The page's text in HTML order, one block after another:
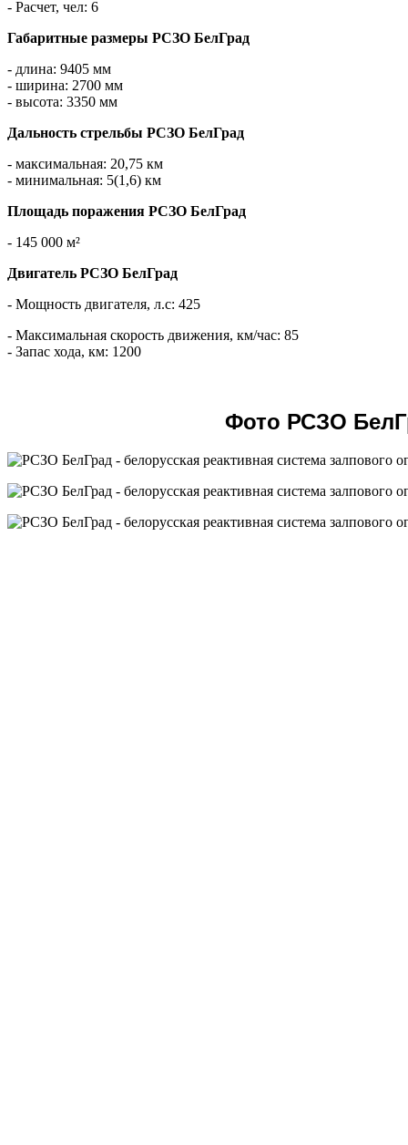
- Расчет, чел: 6
Габаритные размеры РСЗО БелГрад
- длина: 9405 мм
- ширина: 2700 мм
- высота: 3350 мм
Дальность стрельбы РСЗО БелГрад
- максимальная: 20,75 км
- минимальная: 5(1,6) км
Площадь поражения РСЗО БелГрад
- 145 000 м²
Двигатель РСЗО БелГрад
- Мощность двигателя, л.с: 425
- Максимальная скорость движения, км/час: 85
- Запас хода, км: 1200
Фото РСЗО